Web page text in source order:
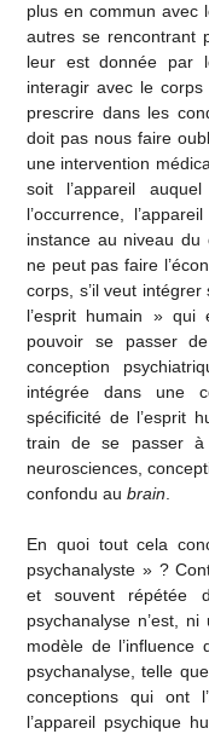
plus en commun avec
autres se rencontrant
leur est donnée par
interagir avec le
prescrire dans les
doit pas nous faire
une intervention
soit l’appareil
l’occurrence,
instance au niveau
ne peut pas faire
corps, s’il veut
l’esprit humain »
pouvoir se passer
conception
intégrée dans une
spécificité de l’esprit
train de se passer à
neurosciences,
confondu au brain.
En quoi tout cela
psychanalyste » ?
et souvent répétée
psychanalyse n’est,
modèle de
psychanalyse, telle
conceptions qui ont
l’appareil psychique